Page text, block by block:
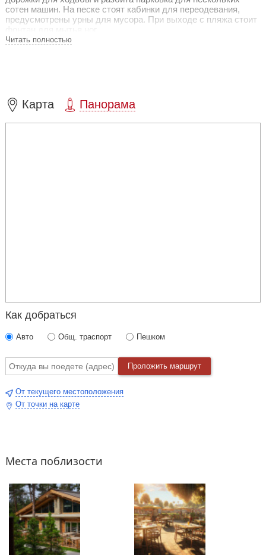
сотен машин. На песке стоят кабинки для переодевания,
предусмотрены урны для мусора. При выходе с пляжа стоит
Читать полностью
Карта Панорама
Как добраться
Авто Общ. траспорт Пешком
Проложить маршрут
От текущего местоположения
От точки на карте
Места поблизости